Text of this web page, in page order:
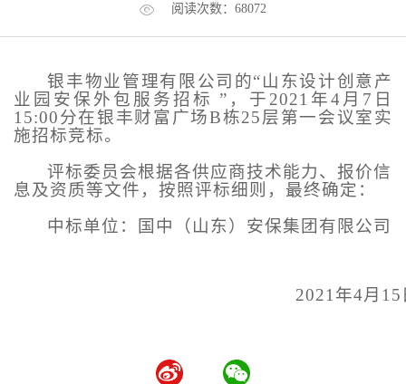
阅读次数：68072
银丰物业管理有限公司的“山东设计创意产
业园安保外包 服务招标 ”，于2021 年4 月 7 日
1 5:00分在银丰财富广场B栋25层第一会议室实
施招标竞标。
评标委员会根据各供应商技术能力、报价信
息及资质等文件，按照评标细则，最终确定：
中标单位：
国中（山东）安保集团 有限公司
2021 年4月 15